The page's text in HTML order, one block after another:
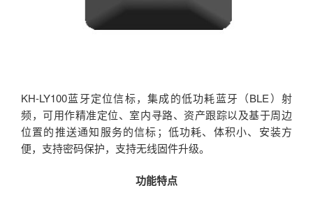
KH-LY100蓝牙定位信标，集成的低功耗蓝牙（BLE）射
频，可用作精准定位、室内寻路、资产跟踪以及基于周边
位置的推送通知服务的信标；低功耗、体积小、安装方
便，支持密码保护，支持无线固件升级。
功能特点